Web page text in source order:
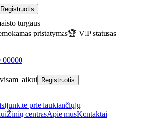
Registruotis
turgaus
pristatymas🏆 VIP statusas
00000
laikui Registruotis
prie laukiančiųjų
Žinių centrasApie musKontaktai